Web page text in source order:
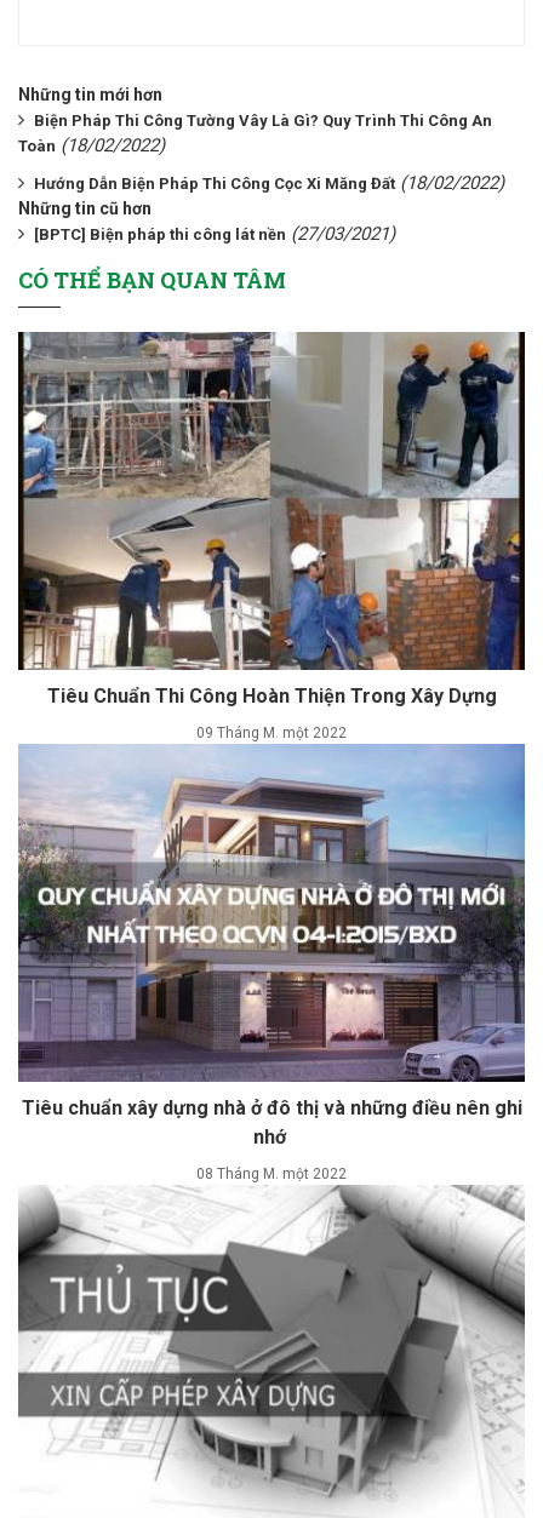
Những tin mới hơn
Biện Pháp Thi Công Tường Vây Là Gì? Quy Trình Thi Công An
Toàn (18/02/2022)
Hướng Dẫn Biện Pháp Thi Công Cọc Xi Măng Đất (18/02/2022)
Những tin cũ hơn
[BPTC] Biện pháp thi công lát nền (27/03/2021)
CÓ THỂ BẠN QUAN TÂM
Tiêu Chuẩn Thi Công Hoàn Thiện Trong Xây Dựng
09 Tháng M. một 2022
Tiêu chuẩn xây dựng nhà ở đô thị và những điều nên ghi
nhớ
08 Tháng M. một 2022